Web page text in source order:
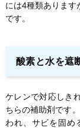
には4種類あります
です。
酸素と水を遮
ケレンで対応しき
ちらの補助剤です
われ、サビを固め